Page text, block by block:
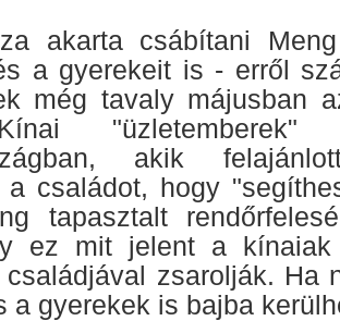
akarta csábítani
a gyerekeit is - erről
még tavaly májusban
"üzletemberek"
akik
a családot, hogy
tapasztalt
ez mit jelent a kínaiak
zsarolják. Ha
a gyerekek is bajba